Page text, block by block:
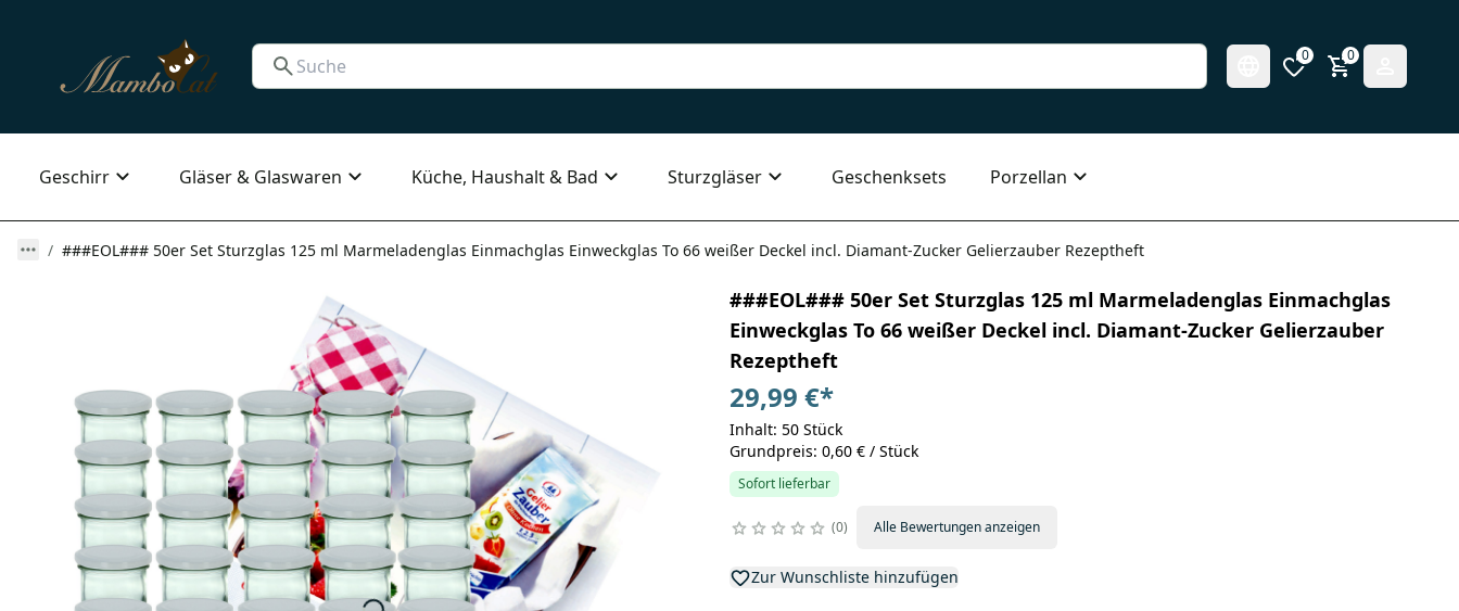
0 0
Geschirr Gläser & Glaswaren Küche, Haushalt & Bad Sturzgläser Geschenksets Porzellan
###EOL### 50er Set Sturzglas 125 ml Marmeladenglas Einmachglas Einweckglas To 66 weißer Deckel incl. Diamant-Zucker Gelierzauber Rezeptheft
###EOL### 50er Set Sturzglas 125 ml Marmeladenglas Einmachglas
Einweckglas To 66 weißer Deckel incl. Diamant-Zucker Gelierzauber
Rezeptheft
29,99 €*
Inhalt: 50 Stück
Grundpreis: 0,60 € / Stück
Sofort lieferbar
0 Alle Bewertungen anzeigen
Zur Wunschliste hinzufügen